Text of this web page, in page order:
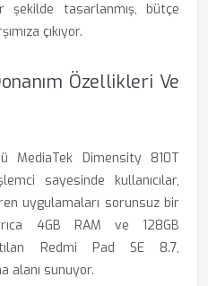
şekilde tasarlanmış, bütçe
çıkıyor.
Özellikleri Ve
MediaTek Dimensity 810T
sayesinde kullanıcılar,
uygulamaları sorunsuz bir
4GB RAM ve 128GB
Redmi Pad SE 8.7,
alanı sunuyor.